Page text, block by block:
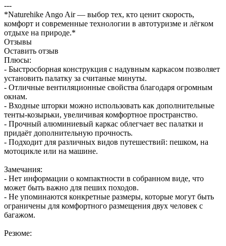
---
*Naturehike Ango Air — выбор тех, кто ценит скорость,
комфорт и современные технологии в автотуризме и лёгком
отдыхе на природе.*
Отзывы
Оставить отзыв
Плюсы:
- Быстросборная конструкция с надувным каркасом позволяет
установить палатку за считаные минуты.
- Отличные вентиляционные свойства благодаря огромным
окнам.
- Входные шторки можно использовать как дополнительные
тенты-козырьки, увеличивая комфортное пространство.
- Прочный алюминиевый каркас облегчает вес палатки и
придаёт дополнительную прочность.
- Подходит для различных видов путешествий: пешком, на
мотоцикле или на машине.
Замечания:
- Нет информации о компактности в собранном виде, что
может быть важно для пеших походов.
- Не упоминаются конкретные размеры, которые могут быть
ограничены для комфортного размещения двух человек с
багажом.
Резюме: